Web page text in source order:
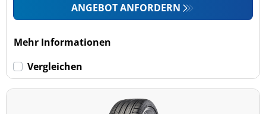
ANGEBOT ANFORDERN
Mehr Informationen
Vergleichen